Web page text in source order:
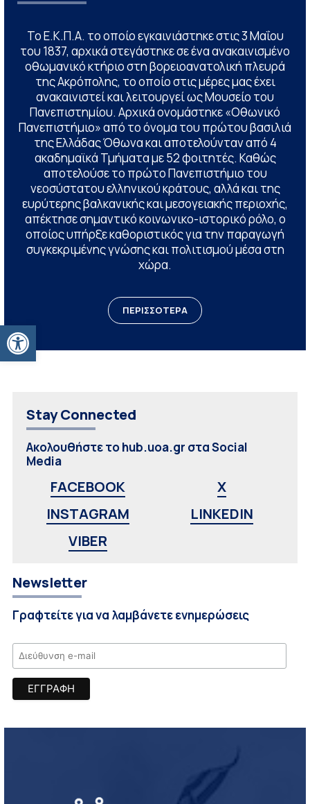
Ανοίξτε τη γραμμή εργαλείων
Το Ε.Κ.Π.Α. το οποίο εγκαινιάστηκε στις 3 Μαΐου
του 1837, αρχικά στεγάστηκε σε ένα ανακαινισμένο
οθωμανικό κτήριο στη βορειοανατολική πλευρά
της Ακρόπολης, το οποίο στις μέρες μας έχει
ανακαινιστεί και λειτουργεί ως Μουσείο του
Πανεπιστημίου. Αρχικά ονομάστηκε «Οθωνικό
Πανεπιστήμιο» από το όνομα του πρώτου βασιλιά
της Ελλάδας Όθωνα και αποτελούνταν από 4
ακαδημαϊκά Τμήματα με 52 φοιτητές. Καθώς
αποτελούσε το πρώτο Πανεπιστήμιο του
νεοσύστατου ελληνικού κράτους, αλλά και της
ευρύτερης βαλκανικής και μεσογειακής περιοχής,
απέκτησε σημαντικό κοινωνικο-ιστορικό ρόλο, ο
οποίος υπήρξε καθοριστικός για την παραγωγή
συγκεκριμένης γνώσης και πολιτισμού μέσα στη
χώρα.
ΠΕΡΙΣΣΟΤΕΡΑ
Stay Connected
Ακολουθήστε το hub.uoa.gr στα Social
Media
FACEBOOK
X
INSTAGRAM
LINKEDIN
VIBER
Newsletter
Γραφτείτε για να λαμβάνετε ενημερώσεις